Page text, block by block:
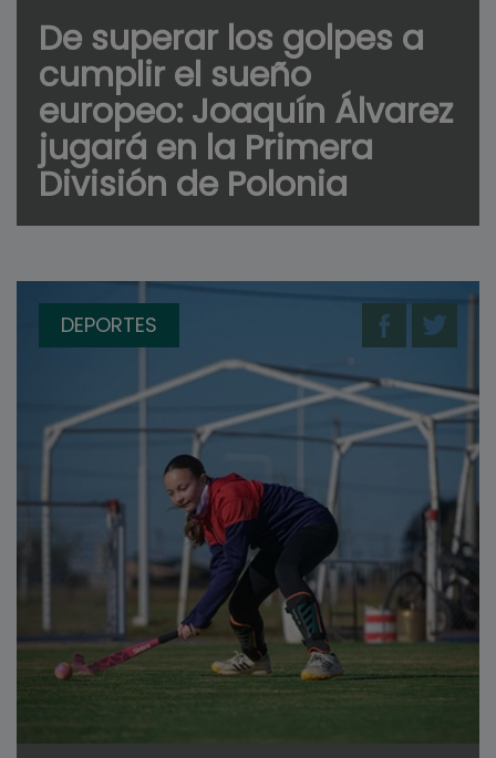
De superar los golpes a
cumplir el sueño
europeo: Joaquín Álvarez
jugará en la Primera
División de Polonia
DEPORTES